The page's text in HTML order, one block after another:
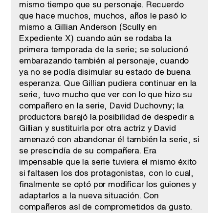
mismo tiempo que su personaje. Recuerdo
que hace muchos, muchos, años le pasó lo
mismo a Gillian Anderson (Scully en
Expediente X) cuando aún se rodaba la
primera temporada de la serie; se solucionó
embarazando también al personaje, cuando
ya no se podía disimular su estado de buena
esperanza. Que Gillian pudiera continuar en la
serie, tuvo mucho que ver con lo que hizo su
compañero en la serie, David Duchovny; la
productora barajó la posibilidad de despedir a
Gillian y sustituirla por otra actriz y David
amenazó con abandonar él también la serie, si
se prescindía de su compañera. Era
impensable que la serie tuviera el mismo éxito
si faltasen los dos protagonistas, con lo cual,
finalmente se optó por modificar los guiones y
adaptarlos a la nueva situación. Con
compañeros así de comprometidos da gusto.